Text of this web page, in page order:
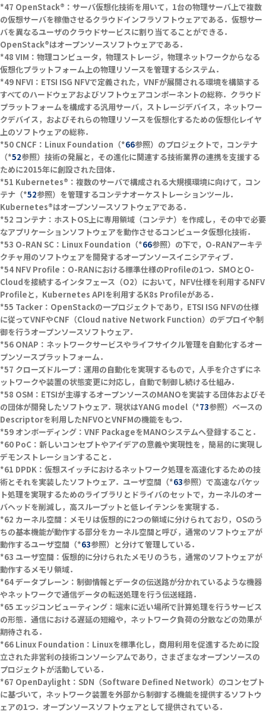
OpenStack®：サーバ仮想化技術を用いて，1台の物理サーバ上で複数
の仮想サーバを稼働させるクラウドインフラソフトウェアである．仮想サー
バを異なるユーザのクラウドサービスに割り当てることができる．
OpenStack®はオープンソースソフトウェアである．
VIM：物理コンピュータ，物理ストレージ，物理ネットワークからなる
仮想化プラットフォーム上の物理リソースを管理するシステム．
NFVI：ETSI ISG NFVで定義された，VNFが展開される環境を構築する
すべてのハードウェアおよびソフトウェアコンポーネントの総称．クラウド
プラットフォームを構成する汎用サーバ，ストレージデバイス，ネットワー
クデバイス，およびそれらの物理リソースを仮想化するための仮想化レイヤ
上のソフトウェアの総称．
CNCF：Linux Foundation（*66参照）のプロジェクトで，コンテナ
（*52参照）技術の発展と，その進化に関連する技術業界の連携を支援する
ために2015年に創設された団体．
Kubernetes®：複数のサーバで構成される大規模環境に向けて，コン
テナ（*52参照）を管理するコンテナオーケストレーションツール．
Kubernetes®はオープンソースソフトウェアである．
コンテナ：ホストOS上に専用領域（コンテナ）を作成し，その中で必要
なアプリケーションソフトウェアを動作させるコンピュータ仮想化技術．
O-RAN SC：Linux Foundation（*66参照）の下で，O-RANアーキテ
クチャ用のソフトウェアを開発するオープンソースイニシアティブ．
NFV Profile：O-RANにおける標準仕様のProfileの1つ．SMOとO-
Cloudを接続するインタフェース（O2）において，NFV仕様を利用するNFV
Profileと，Kubernetes APIを利用するK8s Profileがある．
Tacker：OpenStackの一プロジェクトであり，ETSI ISG NFVの仕様
に従ってVNFやCNF（Cloud native Network Function）のデプロイや制
御を行うオープンソースソフトウェア．
ONAP：ネットワークサービスやライフサイクル管理を自動化するオー
プンソースプラットフォーム．
クローズドループ：運用の自動化を実現するもので，人手を介さずにネ
ットワークや装置の状態変更に対応し，自動で制御し続ける仕組み．
OSM：ETSIが主導するオープンソースのMANOを実装する団体およびそ
の団体が開発したソフトウェア．現状はYANG model（*73参照）ベースの
Descriptorを利用したNFVOとVNFMの機能をもつ．
オンボーディング：VNF PackageをMANOシステムへ登録すること．
PoC：新しいコンセプトやアイデアの意義や実現性を，簡易的に実現し
デモンストレーションすること．
DPDK：仮想スイッチにおけるネットワーク処理を高速化するための技
術とそれを実装したソフトウェア．ユーザ空間（*63参照）で高速なパケッ
ト処理を実現するためのライブラリとドライバのセットで，カーネルのオー
バヘッドを削減し，高スループットと低レイテンシを実現する．
カーネル空間：メモリは仮想的に2つの領域に分けられており，OSのう
ちの基本機能が動作する部分をカーネル空間と呼び，通常のソフトウェアが
動作するユーザ空間（*63参照）と分けて管理している．
ユーザ空間：仮想的に分けられたメモリのうち，通常のソフトウェアが
動作するメモリ領域．
データプレーン：制御情報とデータの伝送路が分かれているような機器
やネットワークで通信データの転送処理を行う伝送経路．
エッジコンピューティング：端末に近い場所で計算処理を行うサービス
の形態．通信における遅延の短縮や，ネットワーク負荷の分散などの効果が
期待される．
Linux Foundation：Linuxを標準化し，商用利用を促進するために設
立された非営利の技術コンソーシアムであり，さまざまなオープンソースの
プロジェクトが活動している．
OpenDaylight：SDN（Software Defined Network）のコンセプト
に基づいて，ネットワーク装置を外部から制御する機能を提供するソフトウ
ェアの1つ．オープンソースソフトウェアとして提供されている．